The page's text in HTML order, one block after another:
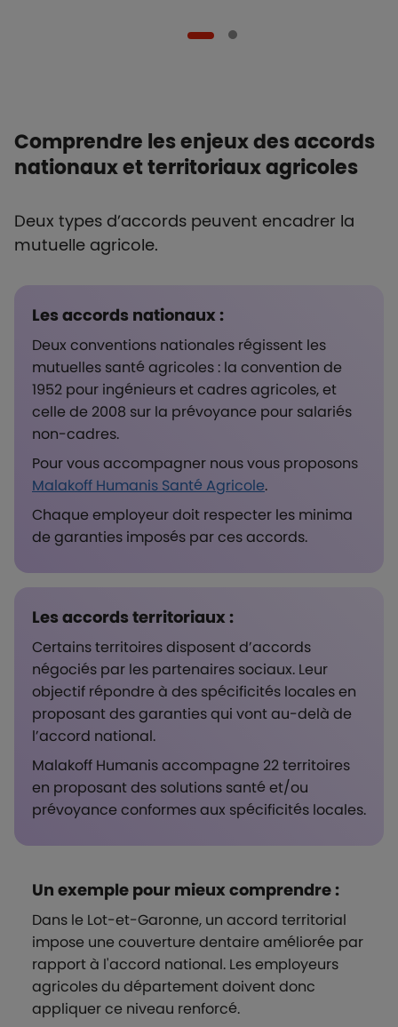
Comprendre les enjeux des accords
nationaux et territoriaux agricoles
Deux types d’accords peuvent encadrer la
mutuelle agricole.
Les accords nationaux :
Deux conventions nationales régissent les
mutuelles santé agricoles : la convention de
1952 pour ingénieurs et cadres agricoles, et
celle de 2008 sur la prévoyance pour salariés
non-cadres.
Pour vous accompagner nous vous proposons
Malakoff Humanis Santé Agricole.
Chaque employeur doit respecter les minima
de garanties imposés par ces accords.
Les accords territoriaux :
Certains territoires disposent d’accords
négociés par les partenaires sociaux. Leur
objectif répondre à des spécificités locales en
proposant des garanties qui vont au-delà de
l’accord national.
Malakoff Humanis accompagne 22 territoires
en proposant des solutions santé et/ou
prévoyance conformes aux spécificités locales.
Un exemple pour mieux comprendre :
Dans le Lot-et-Garonne, un accord territorial
impose une couverture dentaire améliorée par
rapport à l'accord national. Les employeurs
agricoles du département doivent donc
appliquer ce niveau renforcé.